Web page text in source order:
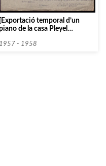
[Exportació temporal d’un
de la casa Pleyel
1957 - 1958